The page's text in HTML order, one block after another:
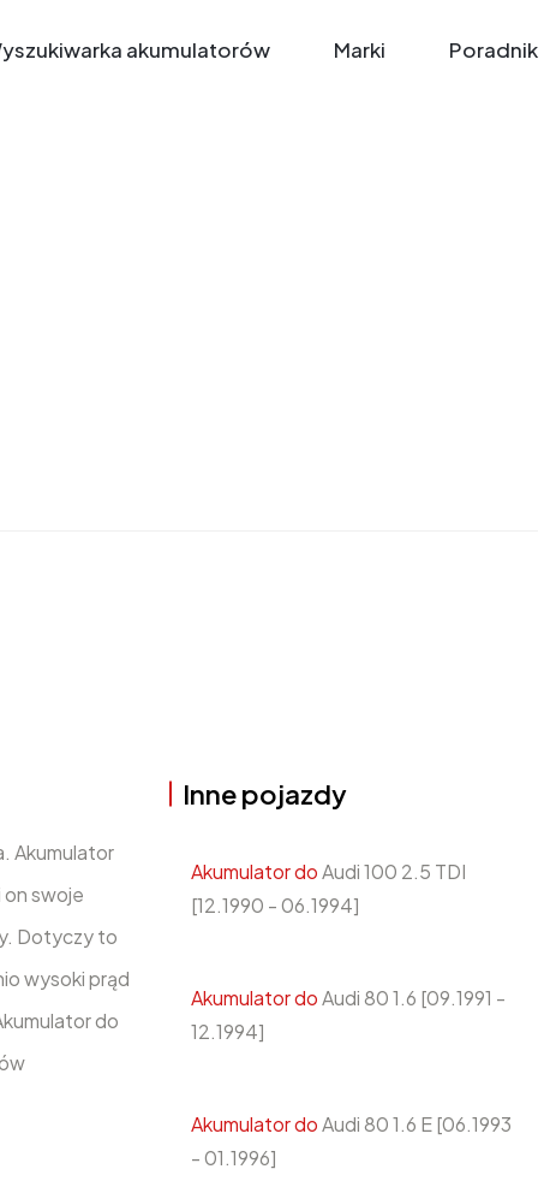
akumulatorów Marki Poradnik
Akumulator
swoje
Dotyczy to
wysoki prąd
do
Inne pojazdy
Akumulator doAudi 100 2.5 TDI
[12.1990 - 06.1994]
Akumulator doAudi 80 1.6 [09.1991 -
12.1994]
Akumulator doAudi 80 1.6 E [06.1993
- 01.1996]